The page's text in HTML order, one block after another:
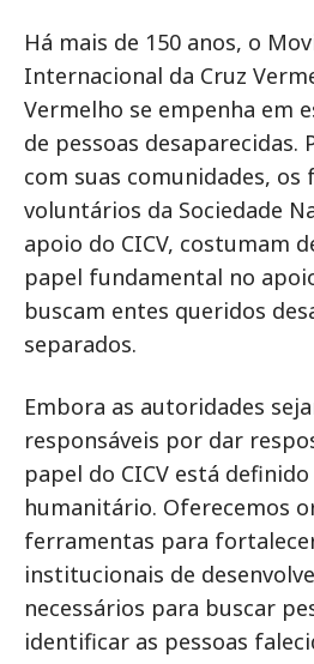
Há mais de 150 anos, o
Internacional da Cruz
Vermelho se empenha em
de pessoas desaparecidas.
com suas comunidades, os
voluntários da Sociedade
apoio do CICV, costumam
papel fundamental no
buscam entes queridos
separados.
Embora as autoridades
responsáveis por dar
papel do CICV está
humanitário. Oferecemos
ferramentas para
institucionais de
necessários para buscar
identificar as pessoas